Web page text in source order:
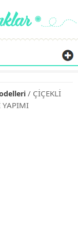
/ ÇİÇEKLİ
YAPIMI